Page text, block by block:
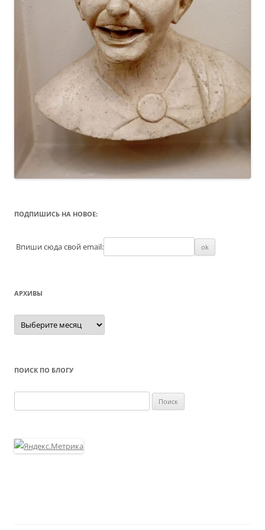
ПОДПИШИСЬ НА НОВОЕ:
Впиши сюда свой email:
АРХИВЫ
Архивы
ПОИСК ПО БЛОГУ